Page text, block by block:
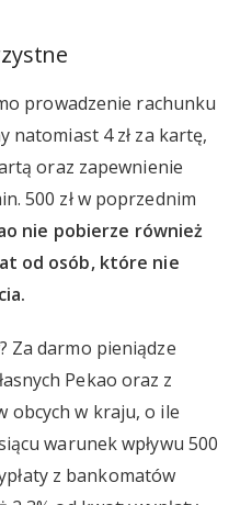
prowadzenie rachunku
natomiast 4 zł za kartę,
oraz zapewnienie
500 zł w poprzednim
nie pobierze również
od osób, które nie
Za darmo pieniądze
Pekao oraz z
obcych w kraju, o ile
warunek wpływu 500
z bankomatów